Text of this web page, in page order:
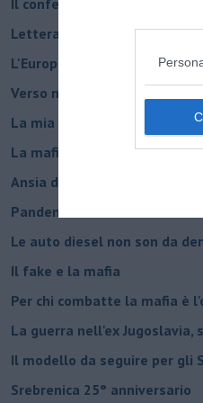
Lettera al Presidente Draghi
L'Europa non regge il
Verso nuovi modelli
​La mia generazione... Quella
​La mafia sanitaria ai tempi
Ansia da Covid
Pandemia e modello
Le auto diesel non son da
​Il fake e la mafia
Per chi combatte la mafia è
La guerra nell'ex Jugoslavia,
Il modello da seguire per gli
Srebrenica 25° anniversario